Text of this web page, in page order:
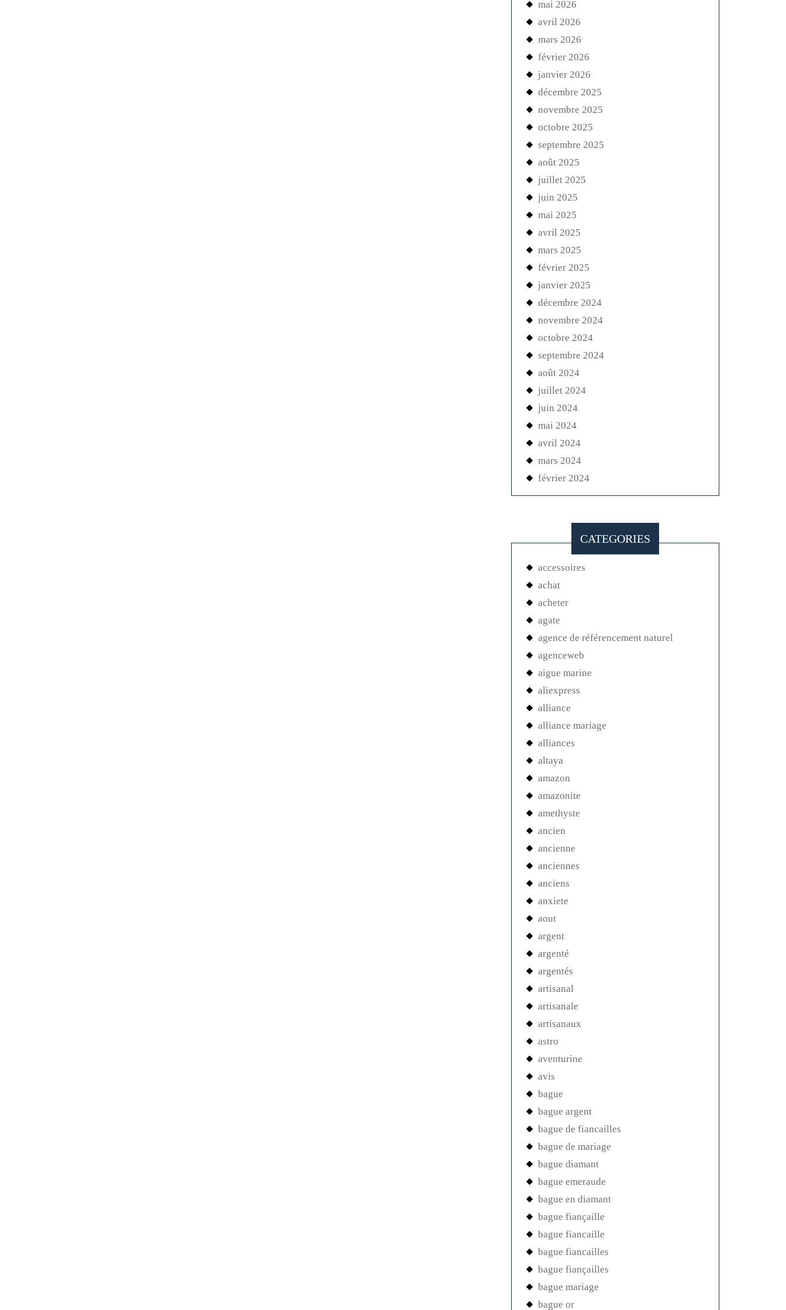
mai 2026
avril 2026
mars 2026
février 2026
janvier 2026
décembre 2025
novembre 2025
octobre 2025
septembre 2025
août 2025
juillet 2025
juin 2025
mai 2025
avril 2025
mars 2025
février 2025
janvier 2025
décembre 2024
novembre 2024
octobre 2024
septembre 2024
août 2024
juillet 2024
juin 2024
mai 2024
avril 2024
mars 2024
février 2024
CATEGORIES
accessoires
achat
acheter
agate
agence de référencement naturel
agenceweb
aigue marine
aliexpress
alliance
alliance mariage
alliances
altaya
amazon
amazonite
amethyste
ancien
ancienne
anciennes
anciens
anxiete
aout
argent
argenté
argentés
artisanal
artisanale
artisanaux
astro
aventurine
avis
bague
bague argent
bague de fiancailles
bague de mariage
bague diamant
bague emeraude
bague en diamant
bague fiançaille
bague fiancaille
bague fiancailles
bague fiançailles
bague mariage
bague or